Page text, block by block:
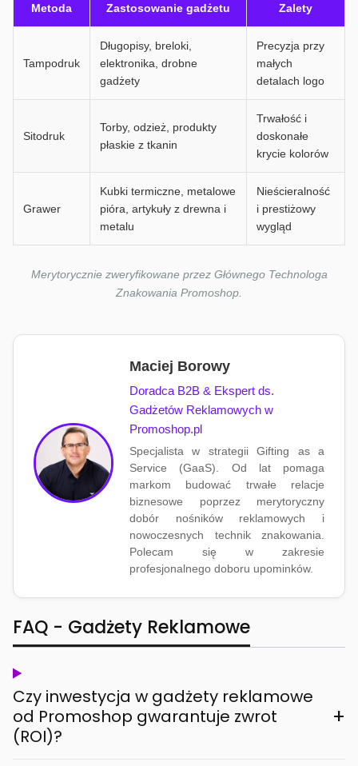
Metoda Zastosowanie gadżetu Zalety
Tampodruk
Długopisy, breloki,
elektronika, drobne
gadżety
Precyzja przy
małych
detalach logo
Sitodruk
Torby, odzież, produkty
płaskie z tkanin
Trwałość i
doskonałe
krycie kolorów
Grawer
Kubki termiczne, metalowe
pióra, artykuły z drewna i
metalu
Nieścieralność
i prestiżowy
wygląd
Merytorycznie zweryfikowane przez Głównego Technologa
Znakowania Promoshop.
Maciej Borowy
Doradca B2B & Ekspert ds.
Gadżetów Reklamowych w
Promoshop.pl
Specjalista w strategii Gifting as a
Service (GaaS). Od lat pomaga
markom budować trwałe relacje
biznesowe poprzez merytoryczny
dobór nośników reklamowych i
nowoczesnych technik znakowania.
Polecam się w zakresie
profesjonalnego doboru upominków.
FAQ - Gadżety Reklamowe
Czy inwestycja w gadżety reklamowe
od Promoshop gwarantuje zwrot
(ROI)?
+